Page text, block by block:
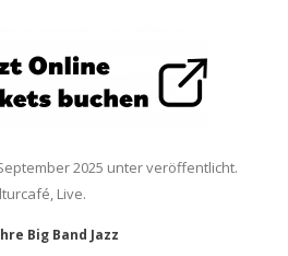
2025 unter veröffentlicht.
, Live.
Big Band Jazz